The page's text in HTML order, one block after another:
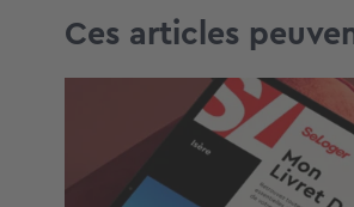
Ces articles